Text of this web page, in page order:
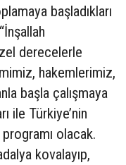
başladıkları
derecelerle
hakemlerimiz,
başla çalışmaya
ile Türkiye’nin
olacak.
kovalayıp,